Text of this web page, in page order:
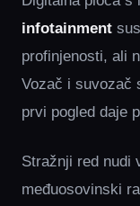
infotainment
profinjenosti, ali
Vozač i suvozač
prvi pogled daje
Stražnji red nudi
međuosovinski